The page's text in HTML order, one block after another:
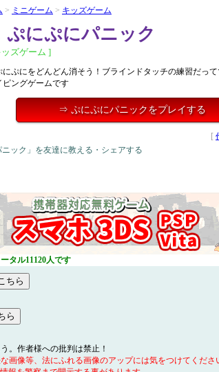
> ミニゲーム > キッズゲーム
ぷにぷにパニック
ズゲーム ]
にぷにをどんどん消そう！ブラインドタッチの練習だって
ピングゲームです
⇒ ぷにぷにパニックをプレイする
[
ック」を友達に教える・シェアする
タル11120人です
。作者様への批判は禁止！
画像等、法にふれる画像のアップには気をつけてくださ